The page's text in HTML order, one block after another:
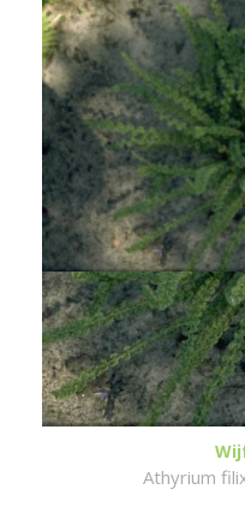
Athyrium